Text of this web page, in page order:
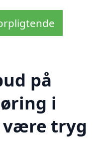
på
i
være tryg